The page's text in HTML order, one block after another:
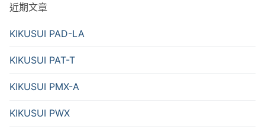
近期文章
KIKUSUI PAD-LA
KIKUSUI PAT-T
KIKUSUI PMX-A
KIKUSUI PWX